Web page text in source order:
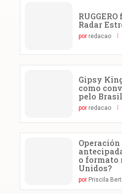
Radar
por redacao
Gipsy
como
pelo Brasil
por redacao
o formato
Unidos?
por Priscila